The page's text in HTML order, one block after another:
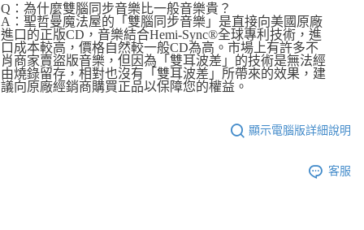
Q：為什麼雙腦同步音樂比一般音樂貴？
A：聖哲曼魔法屋的「雙腦同步音樂」是直接向美國原廠
進口的正版CD，音樂結合Hemi-Sync®全球專利技術，進
口成本較高，價格自然較一般CD為高。市場上有許多不
肖商家賣盜版音樂，但因為「雙耳波差」的技術是無法經
由燒錄留存，相對也沒有「雙耳波差」所帶來的效果，建
議向原廠經銷商購買正品以保障您的權益。
顯示電腦版詳細說明
客服